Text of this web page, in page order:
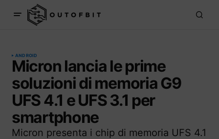
ANDROID
Micron lancia le prime
soluzioni di memoria G9
UFS 4.1 e UFS 3.1 per
smartphone
Micron presenta i chip di memoria UFS 4.1